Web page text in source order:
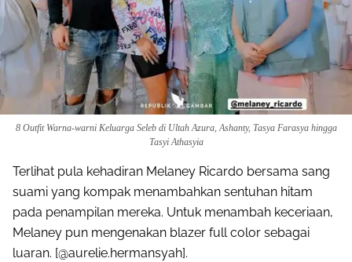
8 Outfit Warna-warni Keluarga Seleb di Ultah Azura, Ashanty, Tasya Farasya hingga
Tasyi Athasyia
Terlihat pula kehadiran Melaney Ricardo bersama sang
suami yang kompak menambahkan sentuhan hitam
pada penampilan mereka. Untuk menambah keceriaan,
Melaney pun mengenakan blazer full color sebagai
luaran. [@aurelie.hermansyah].